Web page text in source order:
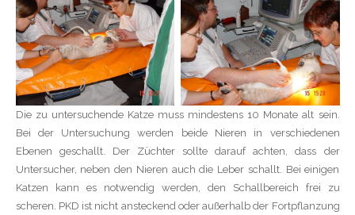
Die zu untersuchende Katze muss mindestens 10 Monate alt sein.
Bei der Untersuchung werden beide Nieren in verschiedenen
Ebenen geschallt. Der Züchter sollte darauf achten, dass der
Untersucher, neben den Nieren auch die Leber schallt. Bei einigen
Katzen kann es notwendig werden, den Schallbereich frei zu
scheren. PKD ist nicht ansteckend oder außerhalb der Fortpflanzung